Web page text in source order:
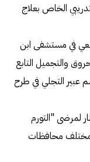
الخاص بعلاج
في مستشفى ابن
والتجميل التابع
عبير التجلي في طرح
لمرضى "التورم
مختلف محافظات